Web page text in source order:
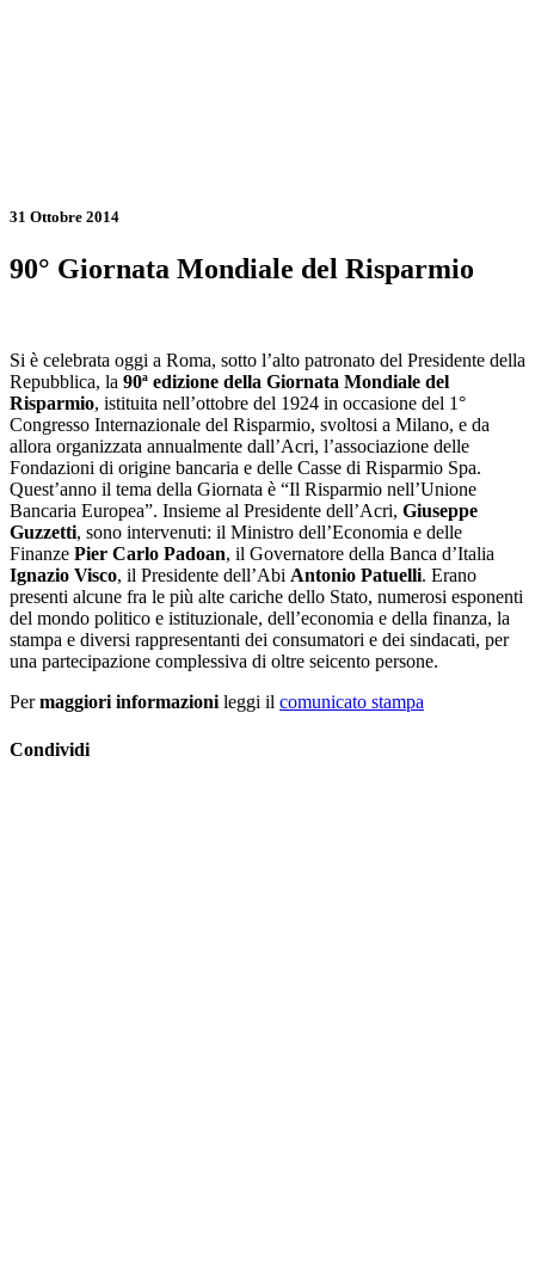
31 Ottobre 2014
90° Giornata Mondiale del Risparmio
Si è celebrata oggi a Roma, sotto l’alto patronato del Presidente della
Repubblica, la 90ª edizione della Giornata Mondiale del
Risparmio, istituita nell’ottobre del 1924 in occasione del 1°
Congresso Internazionale del Risparmio, svoltosi a Milano, e da
allora organizzata annualmente dall’Acri, l’associazione delle
Fondazioni di origine bancaria e delle Casse di Risparmio Spa.
Quest’anno il tema della Giornata è “Il Risparmio nell’Unione
Bancaria Europea”. Insieme al Presidente dell’Acri, Giuseppe
Guzzetti, sono intervenuti: il Ministro dell’Economia e delle
Finanze Pier Carlo Padoan, il Governatore della Banca d’Italia
Ignazio Visco, il Presidente dell’Abi Antonio Patuelli. Erano
presenti alcune fra le più alte cariche dello Stato, numerosi esponenti
del mondo politico e istituzionale, dell’economia e della finanza, la
stampa e diversi rappresentanti dei consumatori e dei sindacati, per
una partecipazione complessiva di oltre seicento persone.
Permaggiori informazioni leggi il comunicato stampa
Condividi